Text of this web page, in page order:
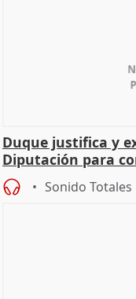
Duque justifica y
Diputación para
Sonido Totales